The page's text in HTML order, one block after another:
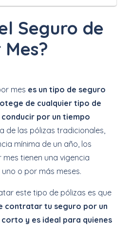
Seguro de
mes es un tipo de seguro
de cualquier tipo de
por un tiempo
de las pólizas tradicionales,
mínima de un año, los
mes tienen una vigencia
o por más meses.
este tipo de pólizas es que
contratar tu seguro por un
y es ideal para quienes